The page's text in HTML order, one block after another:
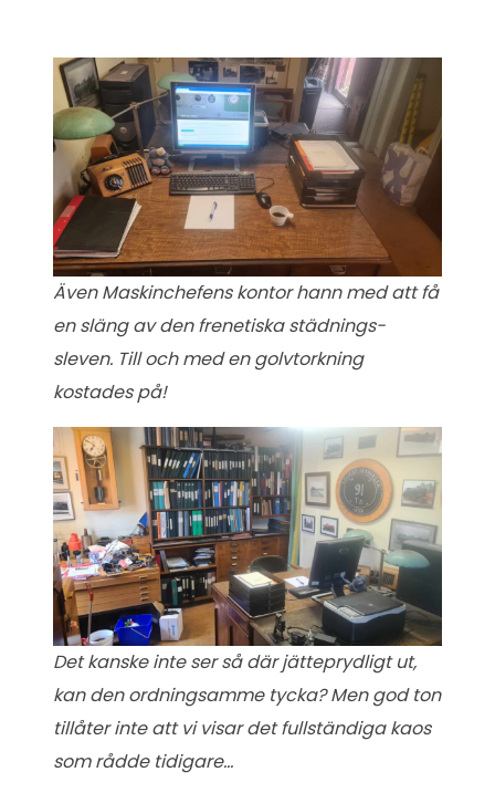
Även Maskinchefens kontor hann med att få
en släng av den frenetiska städnings-
sleven. Till och med en golvtorkning
kostades på!
Det kanske inte ser så där jätteprydligt ut,
kan den ordningsamme tycka? Men god ton
tillåter inte att vi visar det fullständiga kaos
som rådde tidigare…